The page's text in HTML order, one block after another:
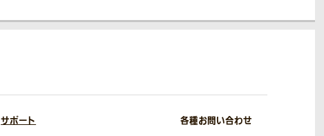
サポート 各種お問い合わせ